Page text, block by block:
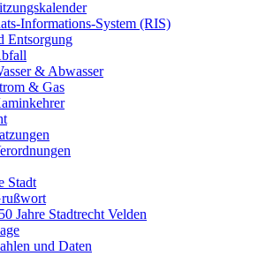
Informations-System (RIS)
Entsorgung
& Abwasser
& Gas
Stadt
Jahre Stadtrecht Velden
und Daten